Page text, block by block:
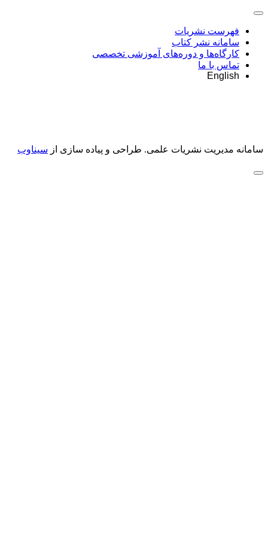
فهرست نشریات
سامانه نشر کتاب
کارگاه‌ها و دوره‌های آموزشی تخصصی
تماس با ما
English
سامانه مدیریت نشریات علمی. طراحی و پیاده سازی از سیناوب